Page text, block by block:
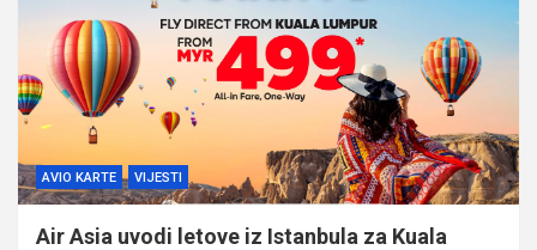
AVIO KARTE VIJESTI
Air Asia uvodi letove iz Istanbula za Kuala